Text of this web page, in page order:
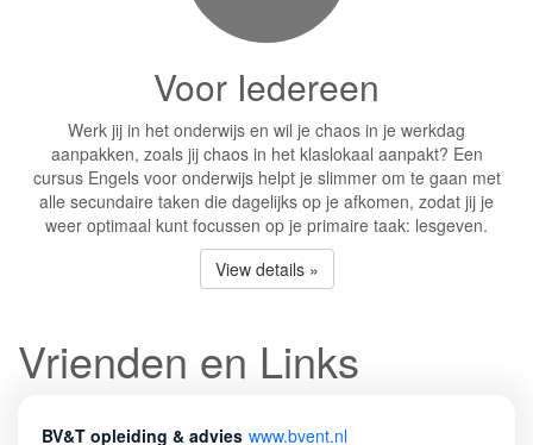
Voor Iedereen
Werk jij in het onderwijs en wil je chaos in je werkdag
aanpakken, zoals jij chaos in het klaslokaal aanpakt? Een
cursus Engels voor onderwijs helpt je slimmer om te gaan met
alle secundaire taken die dagelijks op je afkomen, zodat jij je
weer optimaal kunt focussen op je primaire taak: lesgeven.
View details »
Vrienden en Links
BV&T opleiding & advies www.bvent.nl